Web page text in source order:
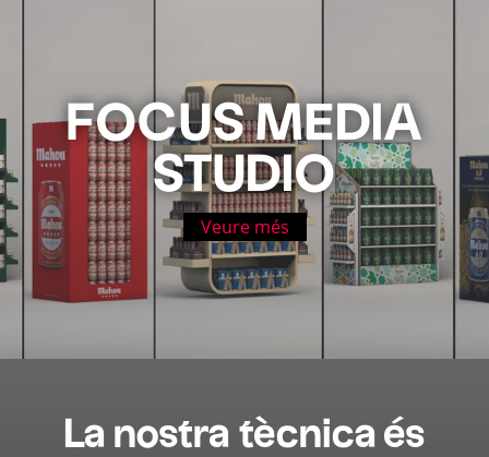
FOCUS MEDIA
STUDIO
Veure més
La nostra tècnica és